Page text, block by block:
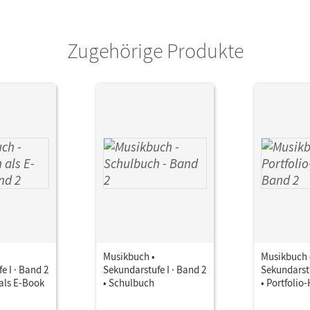
Zugehörige Produkte
I · Band 2
E-Book
Musikbuch •
Sekundarstufe I · Band 2
• Schulbuch
Musikbuch
• Portfolio-